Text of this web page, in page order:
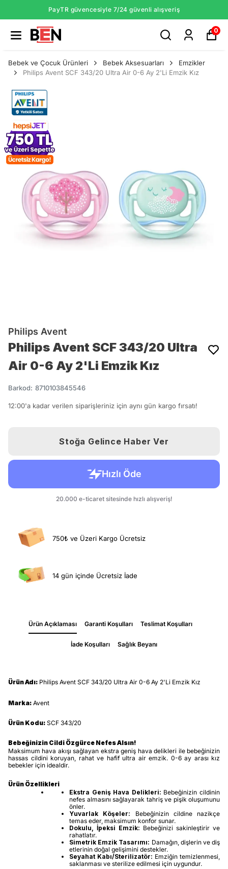
PayTR güvencesiyle 7/24 güvenli alışveriş
0
Bebek ve Çocuk Ürünleri Bebek Aksesuarları
Emzikler
Philips Avent SCF 343/20 Ultra Air 0-6 Ay 2'Li Emzik Kız
Philips Avent
Philips Avent SCF 343/20 Ultra
Air 0-6 Ay 2'Li Emzik Kız
Barkod: 8710103845546
12:00'a kadar verilen siparişleriniz için aynı gün kargo fırsatı!
Stoğa Gelince Haber Ver
750₺ ve Üzeri Kargo Ücretsiz
14 gün içinde Ücretsiz İade
Ürün Açıklaması Garanti Koşulları Teslimat Koşulları
İade Koşulları Sağlık Beyanı
Ürün Adı: Philips Avent SCF 343/20 Ultra Air 0-6 Ay 2'Li Emzik Kız
Marka: Avent
Ürün Kodu: SCF 343/20
Bebeğinizin Cildi Özgürce Nefes Alsın!
Maksimum hava akışı sağlayan ekstra geniş hava delikleri ile bebeğinizin
hassas cildini koruyan, rahat ve hafif ultra air emzik. 0-6 ay arası kız
bebekler için idealdir.
Ürün Özellikleri
Ekstra Geniş Hava Delikleri: Bebeğinizin cildinin
nefes almasını sağlayarak tahriş ve pişik oluşumunu
önler.
Yuvarlak Köşeler: Bebeğinizin cildine nazikçe
temas eder, maksimum konfor sunar.
Dokulu, İpeksi Emzik: Bebeğinizi sakinleştirir ve
rahatlatır.
Simetrik Emzik Tasarımı: Damağın, dişlerin ve diş
etlerinin doğal gelişimini destekler.
Seyahat Kabı/Sterilizatör: Emziğin temizlenmesi,
saklanması ve sterilize edilmesi için uygundur.